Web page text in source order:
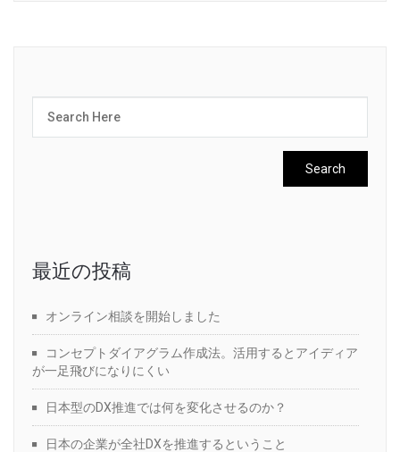
最近の投稿
オンライン相談を開始しました
コンセプトダイアグラム作成法。活用するとアイディア
が一足飛びになりにくい
日本型のDX推進では何を変化させるのか？
日本の企業が全社DXを推進するということ